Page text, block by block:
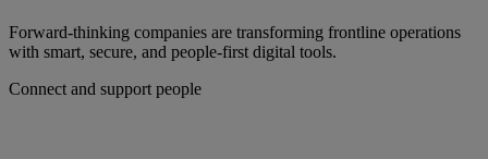
Forward-thinking companies are transforming frontline operations
with smart, secure, and people-first digital tools.
Connect and support people